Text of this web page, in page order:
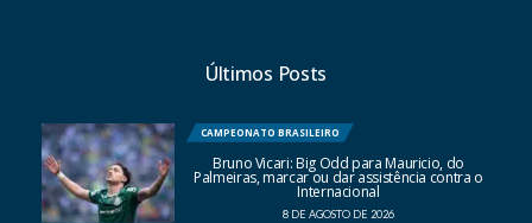
Últimos Posts
CAMPEONATO BRASILEIRO
Bruno Vicari: Big Odd para Mauricio, do
Palmeiras, marcar ou dar assistência contra o
Internacional
8 DE AGOSTO DE 2026